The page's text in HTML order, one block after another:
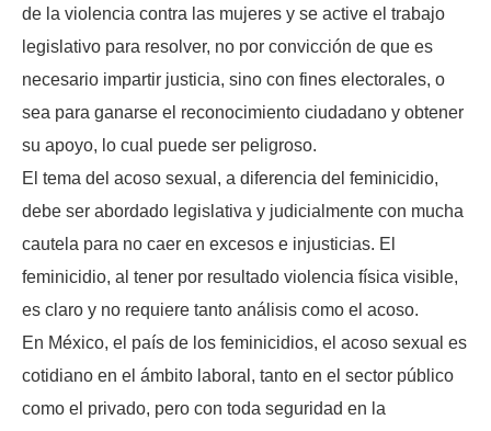
de la violencia contra las mujeres y se active el trabajo
legislativo para resolver, no por convicción de que es
necesario impartir justicia, sino con fines electorales, o
sea para ganarse el reconocimiento ciudadano y obtener
su apoyo, lo cual puede ser peligroso.
El tema del acoso sexual, a diferencia del feminicidio,
debe ser abordado legislativa y judicialmente con mucha
cautela para no caer en excesos e injusticias. El
feminicidio, al tener por resultado violencia física visible,
es claro y no requiere tanto análisis como el acoso.
En México, el país de los feminicidios, el acoso sexual es
cotidiano en el ámbito laboral, tanto en el sector público
como el privado, pero con toda seguridad en la